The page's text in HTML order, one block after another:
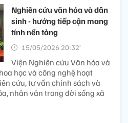
Nghiên cứu văn hóa và dân
sinh - hướng tiếp cận mang
tính nền tảng
15/05/2026 20:32’
Viện Nghiên cứu Văn hóa và
học và công nghệ hoạt
cứu, tư vấn chính sách và
nhân văn trong đời sống xã